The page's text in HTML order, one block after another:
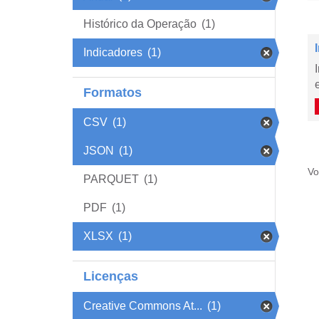
Histórico da Operação (1)
Indicadores (1)
Formatos
CSV (1)
JSON (1)
PARQUET (1)
PDF (1)
XLSX (1)
Licenças
Creative Commons At... (1)